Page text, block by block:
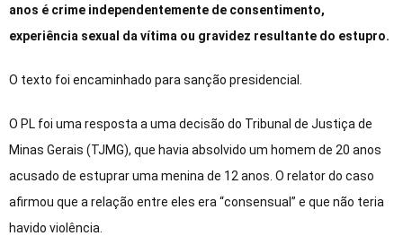
anos é crime independentemente de consentimento,
experiência sexual da vítima ou gravidez resultante do estupro.
O texto foi encaminhado para sanção presidencial.
O PL foi uma resposta a uma decisão do Tribunal de Justiça de
Minas Gerais (TJMG), que havia absolvido um homem de 20 anos
acusado de estuprar uma menina de 12 anos. O relator do caso
afirmou que a relação entre eles era “consensual” e que não teria
havido violência.